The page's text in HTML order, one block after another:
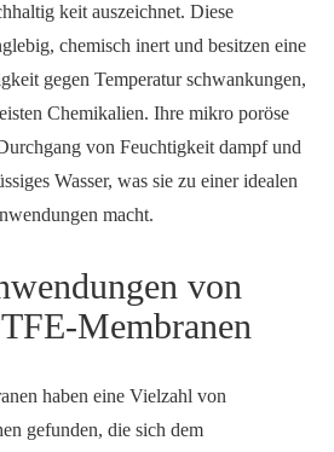
keit auszeichnet. Diese
chemisch inert und besitzen eine
gegen Temperatur schwankungen,
Chemikalien. Ihre mikro poröse
von Feuchtigkeit dampf und
Wasser, was sie zu einer idealen
macht.
von
Membranen
haben eine Vielzahl von
gefunden, die sich dem